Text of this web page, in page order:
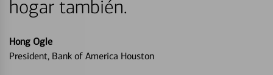
hogar también.
Hong Ogle
President, Bank of America Houston